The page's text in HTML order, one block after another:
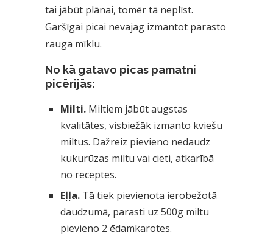
tai jābūt plānai, tomēr tā neplīst.
Garšīgai picai nevajag izmantot parasto
rauga mīklu.
No kā gatavo picas pamatni
picērijās:
Milti. Miltiem jābūt augstas
kvalitātes, visbiežāk izmanto kviešu
miltus. Dažreiz pievieno nedaudz
kukurūzas miltu vai cieti, atkarībā
no receptes.
Eļļa. Tā tiek pievienota ierobežotā
daudzumā, parasti uz 500g miltu
pievieno 2 ēdamkarotes.